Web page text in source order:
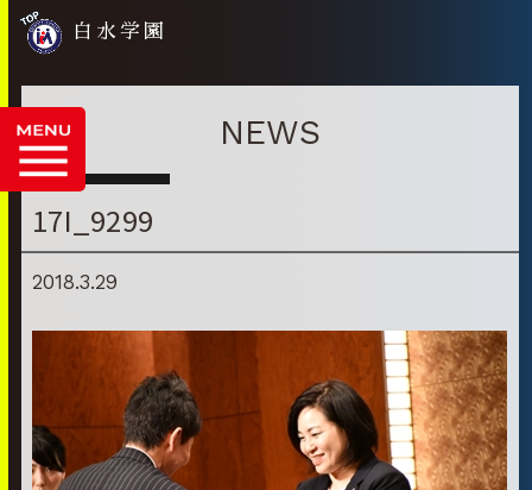
白水学園
NEWS
17I_9299
2018.3.29